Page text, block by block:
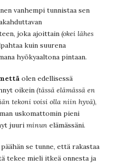
vanhempi tunnistaa sen
joka ajoittain (okei lähes
kuin suurena
hyökyaaltona pintaan.
olen edellisessä
oikein (tässä elämässä en
tekoni voisi olla niin hyvä),
uskomattomin pieni
juuri minun elämässäni.
se tunne, että rakastaa
tekee mieli itkeä onnesta ja